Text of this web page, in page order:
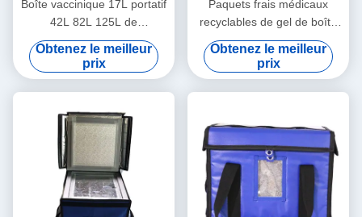
Boîte vaccinique 17L portatif
42L 82L 125L de
refroidisseur de chaîne du
froid de transporteur
Obtenez le meilleur
prix
Paquets frais médicaux
recyclables de gel de boîte
pour le transport vaccinique
de sang
Obtenez le meilleur
prix